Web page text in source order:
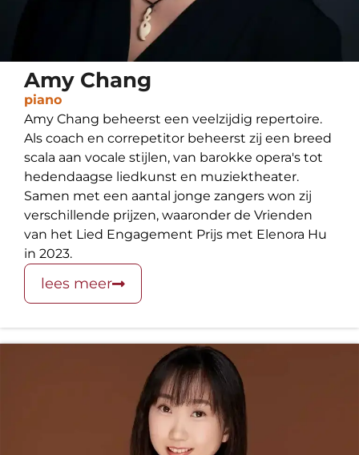
Amy Chang
piano
Amy Chang beheerst een veelzijdig repertoire.
Als coach en correpetitor beheerst zij een breed
scala aan vocale stijlen, van barokke opera's tot
hedendaagse liedkunst en muziektheater.
Samen met een aantal jonge zangers won zij
verschillende prijzen, waaronder de Vrienden
van het Lied Engagement Prijs met Elenora Hu
in 2023.
lees meer